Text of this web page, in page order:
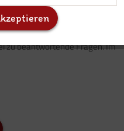
Person aus? Was
Dies sind häufig
zu beantwortende Fragen. Im
Inaktiv